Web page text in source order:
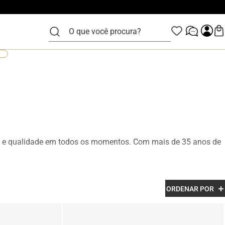
O que você procura?
qualidade em todos os momentos. Com mais de 35 anos de
produzidos com acabamento premium, design moderno e
eventos sociais e momentos casuais com elegância e
ORDENAR POR